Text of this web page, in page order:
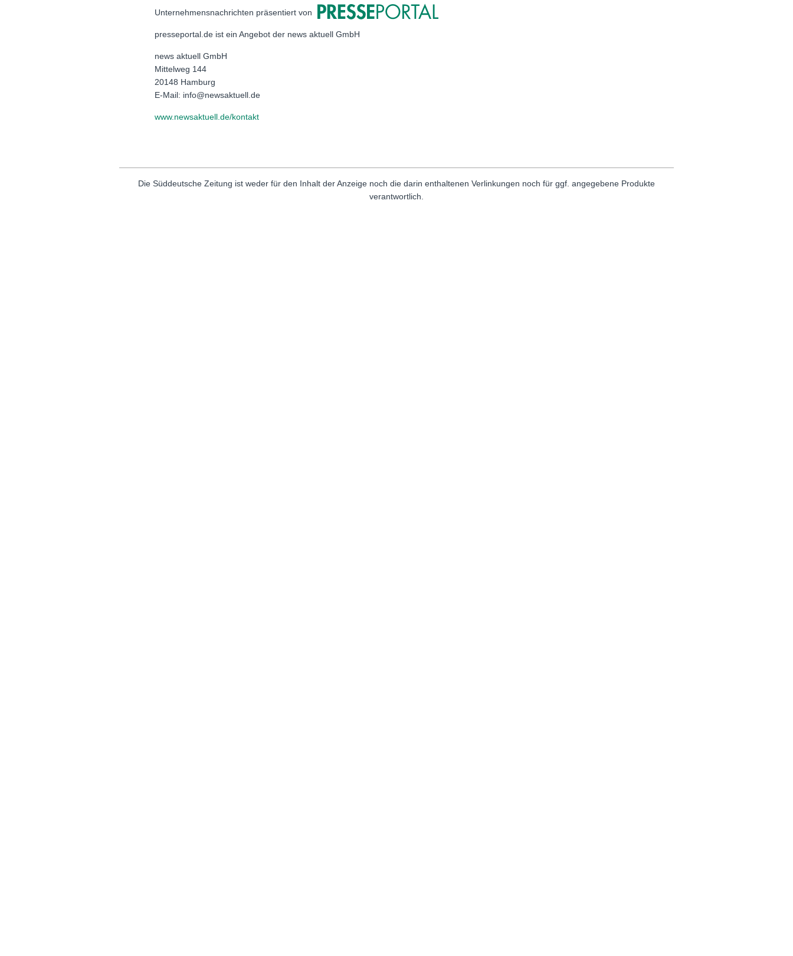
Unternehmensnachrichten präsentiert von
presseportal.de ist ein Angebot der news aktuell GmbH
news aktuell GmbH
Mittelweg 144
20148 Hamburg
E-Mail: info@newsaktuell.de
www.newsaktuell.de/kontakt
Die Süddeutsche Zeitung ist weder für den Inhalt der Anzeige noch die darin enthaltenen Verlinkungen noch für ggf. angegebene Produkte
verantwortlich.